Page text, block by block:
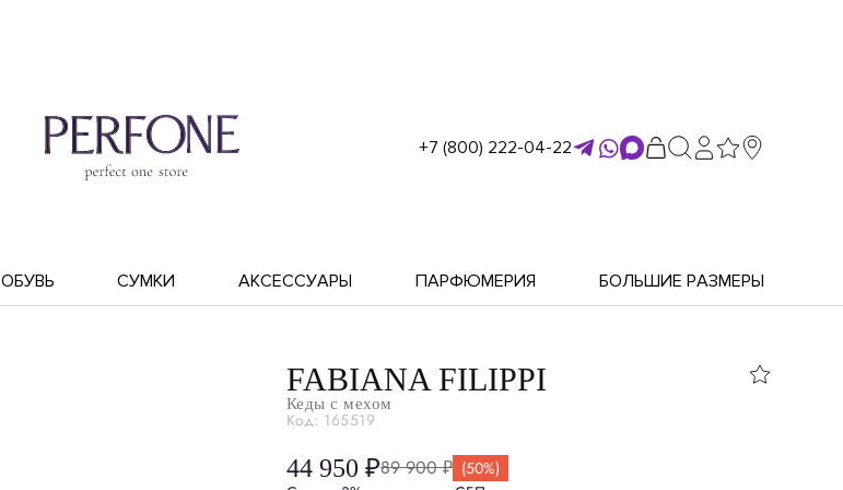
+7 (800) 222-04-22
ОБУВЬ СУМКИ АКСЕССУАРЫ ПАРФЮМЕРИЯ БОЛЬШИЕ РАЗМЕРЫ
FABIANA FILIPPI
Кеды с мехом
Код: 165519
44 950 ₽89 900 ₽ (50%)